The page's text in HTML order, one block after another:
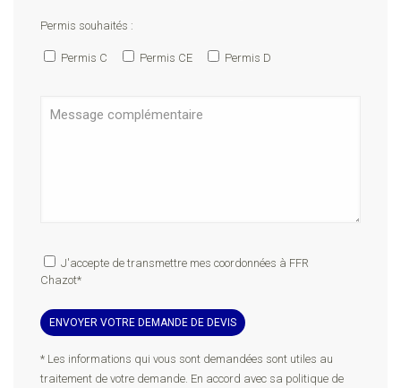
Permis souhaités :
Permis C Permis CE Permis D
J'accepte de transmettre mes coordonnées à FFR
Chazot*
* Les informations qui vous sont demandées sont utiles au
traitement de votre demande. En accord avec sa politique de